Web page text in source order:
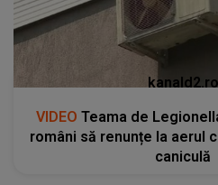
kanald2.ro
VIDEO Teama de
români să renunțe la aerul
caniculă